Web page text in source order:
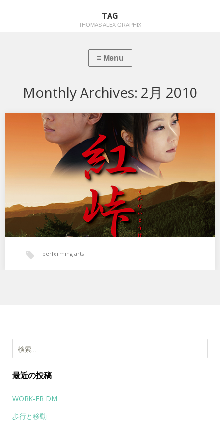
TAG
THOMAS ALEX GRAPHIX
Monthly Archives: 2月 2010
performing arts
検索:
最近の投稿
WORK-ER DM
歩行と移動